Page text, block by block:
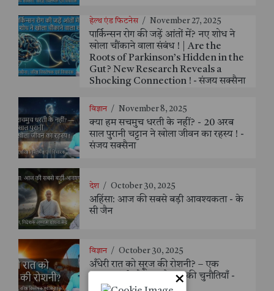
हेल्थ एंड फिटनेस / November 27, 2025
पार्किन्सन रोग की जड़ें आंतों में? नए शोध ने
खोला चौंकाने वाला संबंध ! | Are the
Roots of Parkinson’s Hidden in the
Gut? New Research Reveals a
Shocking Connection ! - संजय सक्सैना
विज्ञान / November 8, 2025
क्या हम सचमुच धरती के नहीं? - 20 अरब
साल पुरानी चट्टान ने खोला जीवन का रहस्य ! -
संजय सक्सैना
देश / October 30, 2025
अहिंसा: आज की सबसे बड़ी आवश्यकता - के
सी जैन
विज्ञान / October 30, 2025
अँधेरी रात को सूरज की रोशनी? – एक
महत्वाकांक्षी योजना और उसकी चुनौतियाँ -
संजय सक्सैना
×